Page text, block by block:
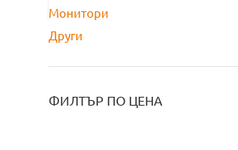
Монитори
Други
ФИЛТЪР ПО ЦЕНА